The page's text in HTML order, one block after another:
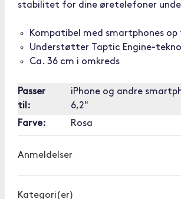
stabilitet for dine øretelefoner
Kompatibel med smartphones op
Understøtter Taptic Engine-
Ca. 36 cm i omkreds
Passer
til:
iPhone og andre
6,2"
Farve:
Rosa
Anmeldelser
Kategori(er)